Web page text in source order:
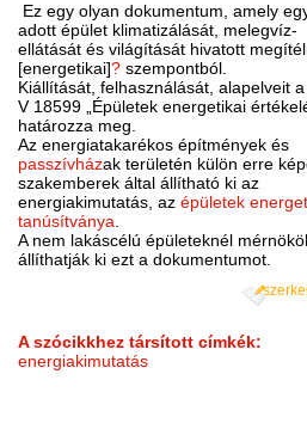
Ez egy olyan dokumentum, amely
adott épület klimatizálását, melegvíz-
ellátását és világítását hivatott
[energetikai]? szempontból.
Kiállítását, felhasználását, alapelveit a
V 18599 „Épületek energetikai
határozza meg.
Az energiatakarékos építmények és
passzívházak területén külön erre
szakemberek által állítható ki az
energiakimutatás, azépületek
tanúsítványa.
A nem lakáscélú épületeknél
állíthatják ki ezt a dokumentumot.
A szócikkhez társított címkék:
energiakimutatás